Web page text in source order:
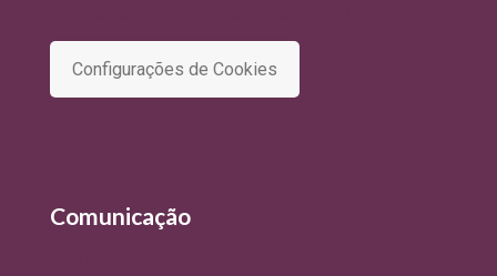
Configurações de Cookies
Comunicação